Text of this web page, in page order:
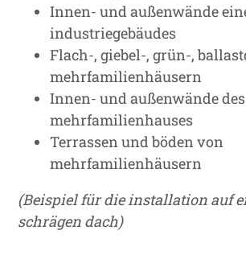
Innen- und außenwände
industriegebäudes
Flach-, giebel-, grün-,
mehrfamilienhäusern
Innen- und außenwände des
mehrfamilienhauses
Terrassen und böden von
mehrfamilienhäusern
(Beispiel für die installation auf
schrägen dach)